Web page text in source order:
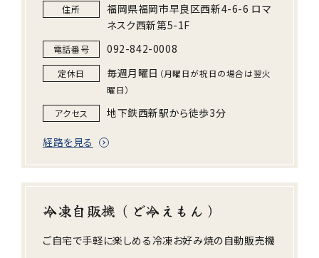
住所
福岡県福岡市早良区西新4-6-6 ロマ
ネスク西新第5-1F
電話番号 092-842-0008
定休日 毎週月曜日 （月曜日が祝日の場合は翌火
曜日）
アクセス
地下鉄西新駅から徒歩3分
経路を見る
冷凍自販機（ど冷えもん）
ご自宅で手軽に楽しめる冷凍お好み焼の自動販売機